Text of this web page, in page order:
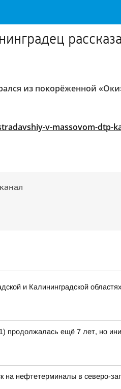
из покорёженной
v-massovom-dtp-
и Калининградской областях
продолжалась ещё 7 лет, но
на нефтетерминалы в северо-